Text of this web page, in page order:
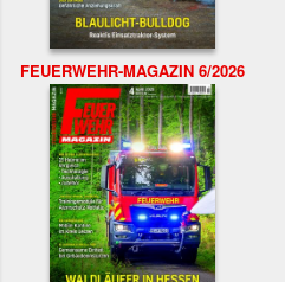
FEUERWEHR-MAGAZIN 6/2026